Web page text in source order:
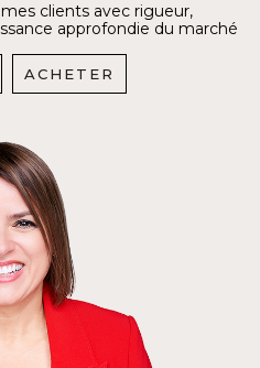
clients avec rigueur,
approfondie du marché
ACHETER